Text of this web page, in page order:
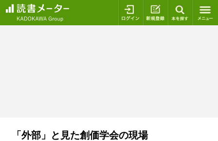
ログイン 新規登録
「外部」と見た創価学会の現場